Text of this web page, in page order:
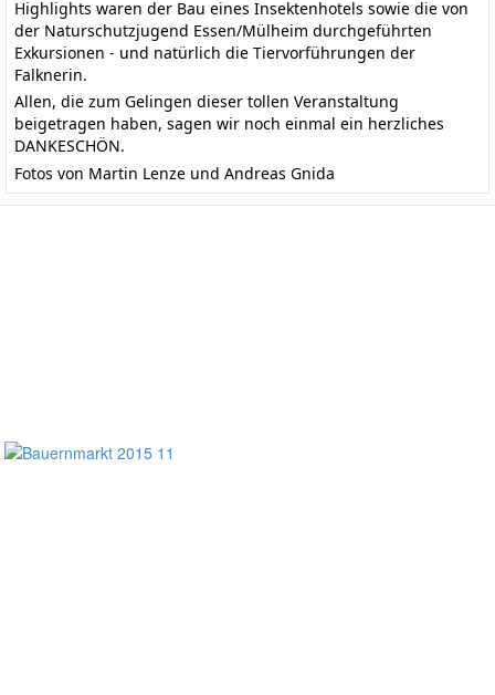
Highlights waren der Bau eines Insektenhotels sowie die von
der Naturschutzjugend Essen/Mülheim durchgeführten
Exkursionen - und natürlich die Tiervorführungen der
Falknerin.
Allen, die zum Gelingen dieser tollen Veranstaltung
beigetragen haben, sagen wir noch einmal ein herzliches
DANKESCHÖN.
Fotos von Martin Lenze und Andreas Gnida